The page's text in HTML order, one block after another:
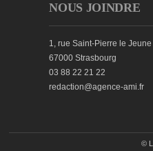
NOUS JOINDRE
1, rue Saint-Pierre le Jeune
67000 Strasbourg
03 88 22 21 22
redaction@agence-ami.fr
©